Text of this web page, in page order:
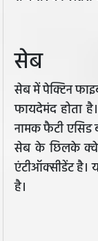
सेब
सेब में पेक्टिन
फायदेमंद होता
नामक फैटी एसिड
सेब के छिलके
एंटीऑक्सीडेंट है।
है।